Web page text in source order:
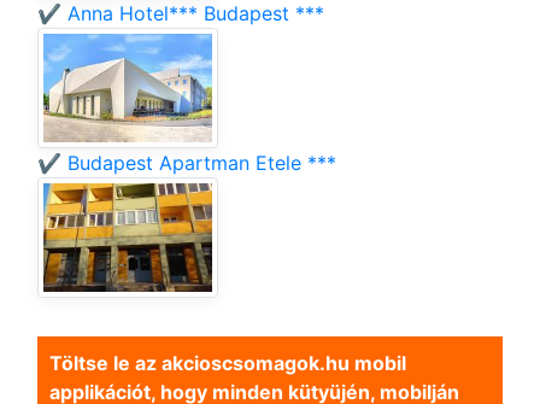
✔️ Anna Hotel*** Budapest ***
✔️ Budapest Apartman Etele ***
Töltse le az akcioscsomagok.hu mobil
applikációt, hogy minden kütyüjén, mobilján